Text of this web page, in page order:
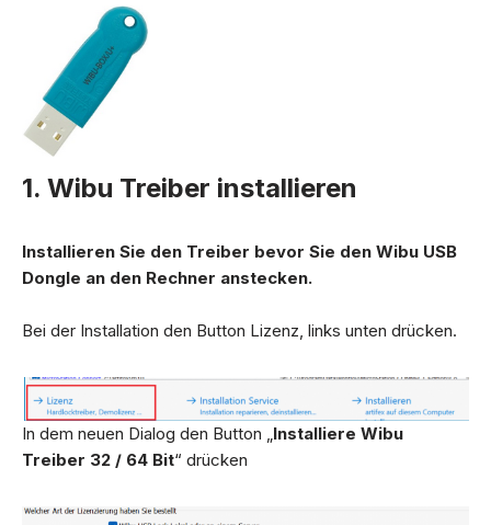
1. Wibu Treiber installieren
Installieren Sie den Treiber bevor Sie den Wibu USB
Dongle an den Rechner anstecken.
Bei der Installation den Button Lizenz, links unten drücken.
In dem neuen Dialog den Button „Installiere Wibu
Treiber 32 / 64 Bit“ drücken